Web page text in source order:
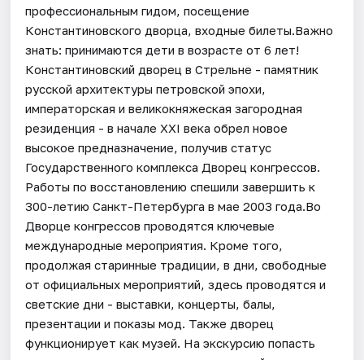
профессиональным гидом, посещение
Константиновского дворца, входные билеты.Важно
знать: принимаются дети в возрасте от 6 лет!
Константиновский дворец в Стрельне - памятник
русской архитектуры петровской эпохи,
императорская и великокняжеская загородная
резиденция - в начале XXI века обрел новое
высокое предназначение, получив статус
Государственного комплекса Дворец конгрессов.
Работы по восстановлению спешили завершить к
300-летию Санкт-Петербурга в мае 2003 года.Во
Дворце конгрессов проводятся ключевые
международные мероприятия. Кроме того,
продолжая старинные традиции, в дни, свободные
от официальных мероприятий, здесь проводятся и
светские дни - выставки, концерты, балы,
презентации и показы мод. Также дворец
функционирует как музей. На экскурсию попасть